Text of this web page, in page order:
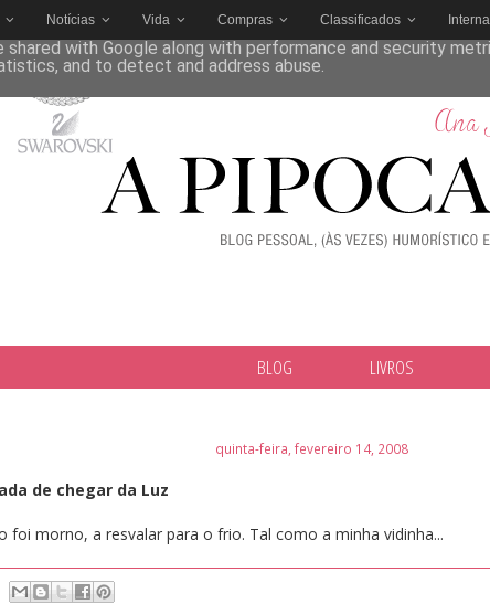
Notícias Vida Compras Classificados
BLOG LIVROS
quinta-feira, fevereiro 14, 2008
de chegar da Luz
foi morno, a resvalar para o frio. Tal como a minha vidinha...
site uses cookies from Google to deliver its services and to
shared with Google along with performance and security
and to detect and address abuse.